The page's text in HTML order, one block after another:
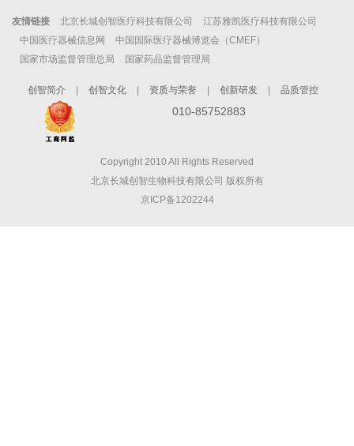
友情链接 北京长城创智医疗科技有限公司
江苏雅凯医疗科技有限公司
中国医疗器械信息网
中国国际医疗器械博览会（CMEF）
国家市场监督管理总局
国家药品监督管理局
创智简介 | 创智文化 | 资质与荣誉 | 创新研发 | 品质管控
010-85752883
Copyright 2010 All Rights Reserved
北京长城创智生物科技有限公司 版权所有
京ICP备1202244